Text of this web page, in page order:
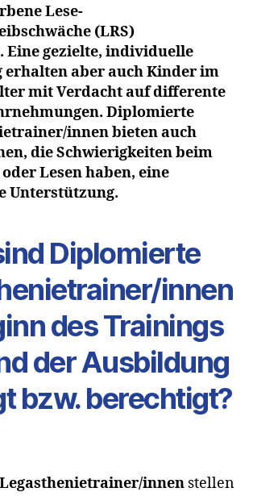
Lese-
(LRS)
Eine gezielte, individuelle
erhalten aber auch Kinder im
mit Verdacht auf differente
Diplomierte
innen bieten auch
die Schwierigkeiten beim
Lesenhaben, eine
Unterstützung.
Diplomierte
innen
des Trainings
der Ausbildung
bzw. berechtigt?
innen stellen